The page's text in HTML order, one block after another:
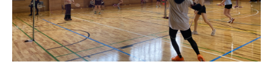
入学金・学費等一覧
入試問題
学校案内
公開行事の紹介